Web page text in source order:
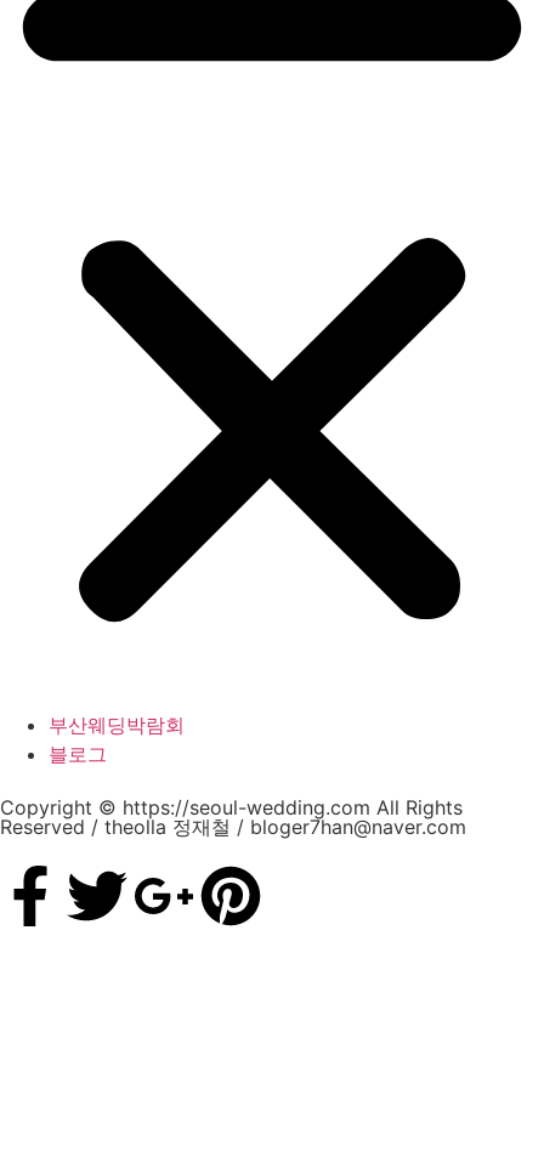
부산웨딩박람회
블로그
Copyright © https://seoul-wedding.com All Rights
Reserved / theolla 정재철 / bloger7han@naver.com